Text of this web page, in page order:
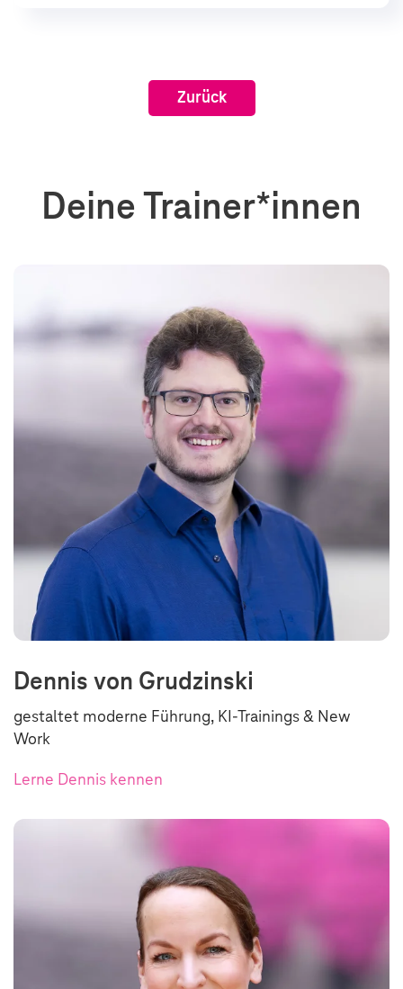
Zurück
Deine Trainer*innen
Dennis von Grudzinski
gestaltet moderne Führung, KI-Trainings & New
Work
Lerne Dennis kennen